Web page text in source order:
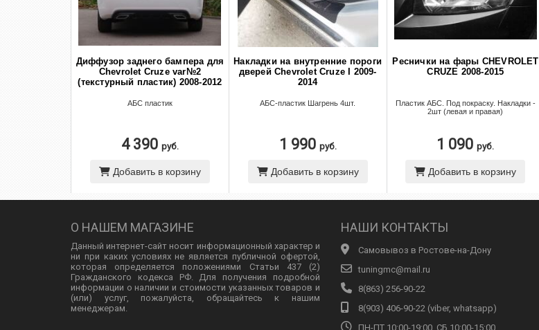
Диффузор заднего бампера для
Chevrolet Cruze var№2
(текстурный пластик) 2008-2012
АБС пластик
4 390 руб.
Добавить в корзину
Накладки на внутренние пороги
дверей Chevrolet Cruze I 2009-
2014
АБС-пластик Шагрень 4шт.
1 990 руб.
Добавить в корзину
Реснички на фары CHEVROLET
CRUZE 2008-2015
Пластик АБС. Под покраску. Накладки -
2шт (левая и правая)
1 090руб.
Добавить в корзину
О НАШЕМ МАГАЗИНЕ
Данный интернет-сайт носит информационный характер и
ни при каких условиях не является публичной офертой,
которая определяется положениями Статьи 437 (2)
Гражданского кодекса РФ. Для получения подробной
информации о наличии и стоимости указанных товаров и
(или) услуг, пожалуйста, обращайтесь к нашим
менеджерам.
НАШИ КОНТАКТЫ
Самовывоз в Ростове-на-Дону
tuningmc@mail.ru
8(863) 256-90-22
8(903) 406-90-22 (viber, whatsapp)
ПН-ПТ 10:00-19:00, СБ 10:00-15:00